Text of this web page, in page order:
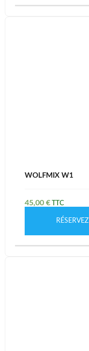
WOLFMIX W1
45,00 €
RÉSERVEZ